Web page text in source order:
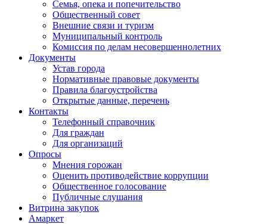
Семья, опека и попечительство
Общественный совет
Внешние связи и туризм
Муниципальный контроль
Комиссия по делам несовершеннолетних
Документы
Устав города
Нормативные правовые документы
Правила благоустройства
Открытые данные, перечень
Контакты
Телефонный справочник
Для граждан
Для организаций
Опросы
Мнения горожан
Оценить противодействие коррупции
Общественное голосование
Публичные слушания
Витрина закупок
Амаркет